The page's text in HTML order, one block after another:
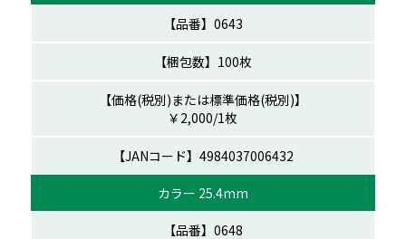
0643
100枚
￥2,000/1枚
06432
カラー 25.4mm
0648